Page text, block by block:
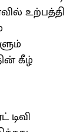
உற்பத்தி
கீழ்
டிவி